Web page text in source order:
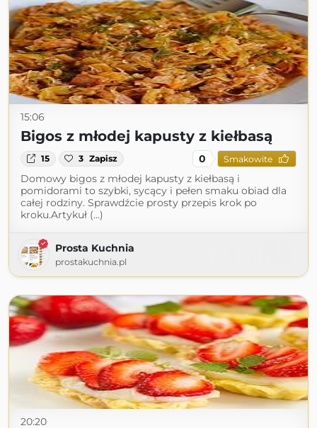
15:06
Bigos z młodej kapusty z kiełbasą
15 3 Zapisz 0 Smakowite
Domowy bigos z młodej kapusty z kiełbasą i
pomidorami to szybki, sycący i pełen smaku obiad dla
całej rodziny. Sprawdźcie prosty przepis krok po
kroku.Artykuł (...)
Prosta Kuchnia
prostakuchnia.pl
20:20